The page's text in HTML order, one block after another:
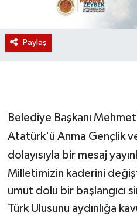
Paylaş
Belediye Başkanı
Atatürk'ü Anma Gençlik
dolayısıyla bir mesaj
Milletimizin kaderini
umut dolu bir başlangıcı
Türk Ulusunu aydınlığa